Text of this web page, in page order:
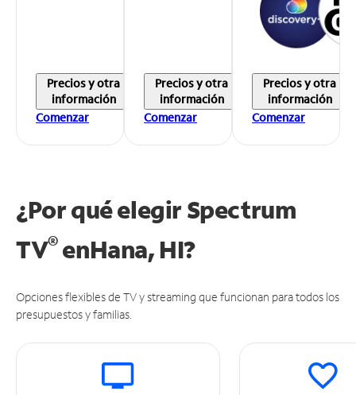
Precios y otra
información
Comenzar
Precios y otra
información
Comenzar
Precios y otra
información
Comenzar
¿Por qué elegir Spectrum
TV®enHana, HI?
Opciones flexibles de TV y streaming que funcionan para todos los
presupuestos y familias.